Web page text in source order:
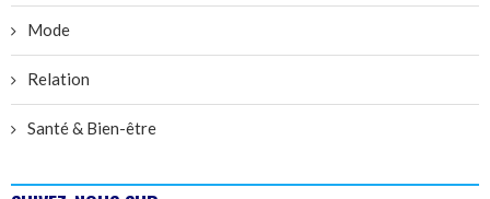
Mode
Relation
Santé & Bien-être